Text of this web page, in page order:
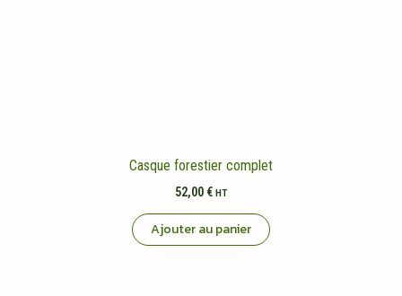
Casque forestier complet
52,00 € HT
Ajouter au panier